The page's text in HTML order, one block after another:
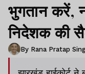
भुगतान करें,
निदेशक की
By Rana Pratap